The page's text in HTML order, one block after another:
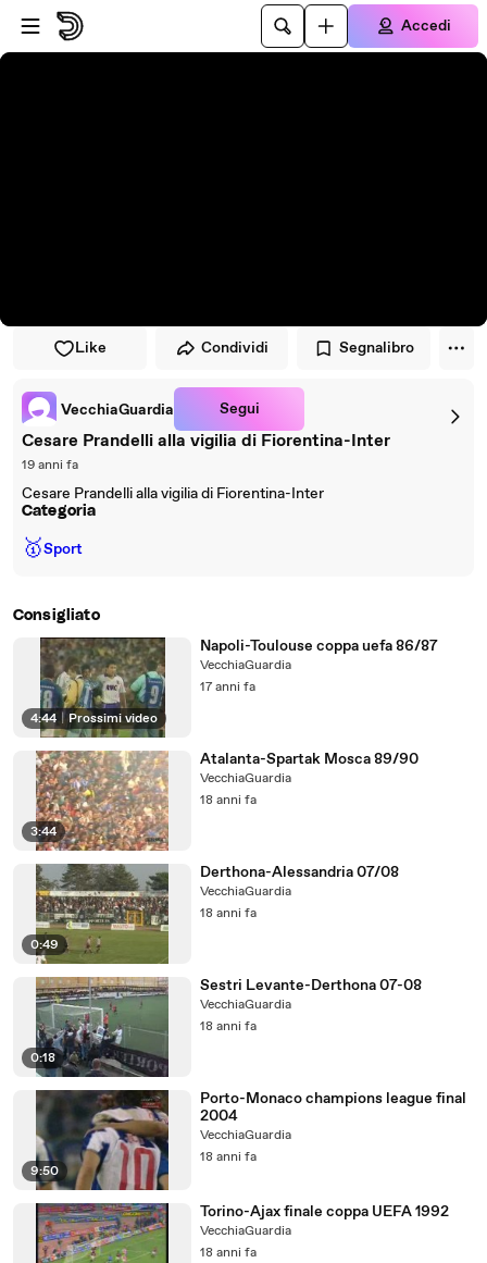
Vai al lettore
Passa al contenuto principale
Accedi
Like Condividi Segnalibro
VecchiaGuardia Segui
Cesare Prandelli alla vigilia di Fiorentina-Inter
19 anni fa
Cesare Prandelli alla vigilia di Fiorentina-Inter
Categoria
🥇Sport
Consigliato
4:44 | Prossimi video
Napoli-Toulouse coppa uefa 86/87
VecchiaGuardia
17 anni fa
3:44
Atalanta-Spartak Mosca 89/90
VecchiaGuardia
18 anni fa
0:49
Derthona-Alessandria 07/08
VecchiaGuardia
18 anni fa
0:18
Sestri Levante-Derthona 07-08
VecchiaGuardia
18 anni fa
9:50
Porto-Monaco champions league final
2004
VecchiaGuardia
18 anni fa
Torino-Ajax finale coppa UEFA 1992
VecchiaGuardia
18 anni fa